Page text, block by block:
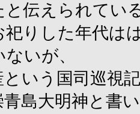
と伝えられてい
祀りした年代は
いが、
という国司巡視
青島大明神と書